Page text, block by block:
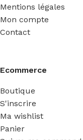
Mentions légales
Mon compte
Contact
Ecommerce
Boutique
S'inscrire
Ma wishlist
Panier